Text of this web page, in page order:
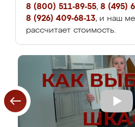
8 (800) 511-89-55, 8 (495)
8 (926) 409-68-13, и наш
рассчитает стоимость.